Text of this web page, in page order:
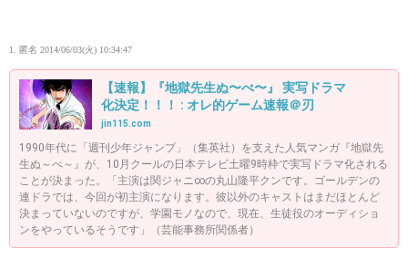
1. 匿名 2014/06/03(火) 10:34:47
【速報】『地獄先生ぬ〜べ〜』 実写ドラマ
化決定！！！ : オレ的ゲーム速報＠刃
jin115.com
1990年代に「週刊少年ジャンプ」（集英社）を支えた人気マンガ『地獄先
生ぬ～べ～』が、10月クールの日本テレビ土曜9時枠で実写ドラマ化される
ことが決まった。「主演は関ジャニ∞の丸山隆平クンです。ゴールデンの
連ドラでは、今回が初主演になります。彼以外のキャストはまだほとんど
決まっていないのですが、学園モノなので、現在、生徒役のオーディショ
ンをやっているそうです」（芸能事務所関係者）